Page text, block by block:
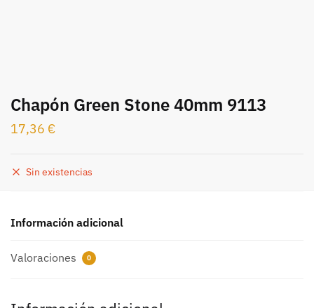
Chapón Green Stone 40mm 9113
17,36 €
Sin existencias
Información adicional
Valoraciones 0